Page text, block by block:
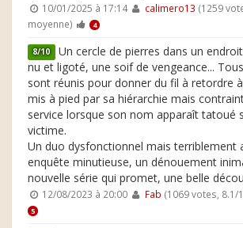
10/01/2025 à 17:14 calimero13 (1259
moyenne)
4
8/10 Un cercle de pierres dans un
nu et ligoté, une soif de vengeance...
sont réunis pour donner du fil à retordre
mis à pied par sa hiérarchie mais
service lorsque son nom apparaît tatoué
victime.
Un duo dysfonctionnel mais terriblement
enquête minutieuse, un dénouement
nouvelle série qui promet, une belle
12/08/2023 à 20:00 Fab (1069 votes, 8.1/
5